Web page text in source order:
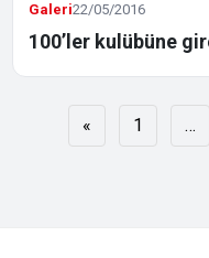
Galeri22/05/2016
100’ler kulübüne
« 1 …